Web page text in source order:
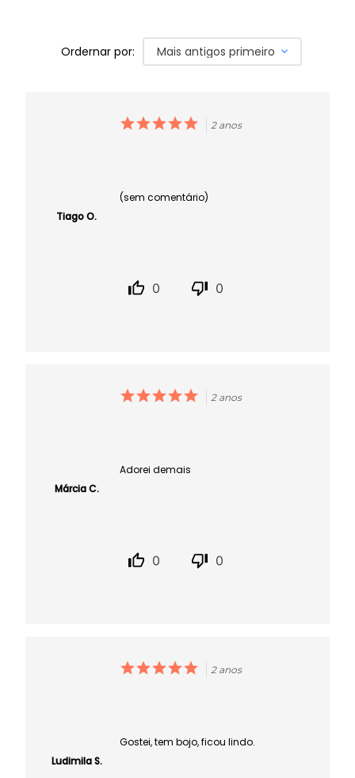
Ordernar por: Mais antigos primeiro
Tiago O.
2 anos
(sem comentário)
0 0
Márcia C.
2 anos
Adorei demais
0 0
Ludimila S.
2 anos
Gostei, tem bojo, ficou lindo.